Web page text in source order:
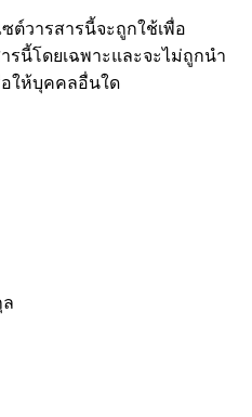
ต์วารสารนี้จะถูกใช้เพื่อ
รนี้โดยเฉพาะและจะไม่ถูกนำ
ให้บุคคลอื่นใด